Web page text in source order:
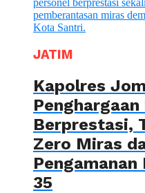
JATIM
Kapolres
Berprestasi,
Zero Miras
35